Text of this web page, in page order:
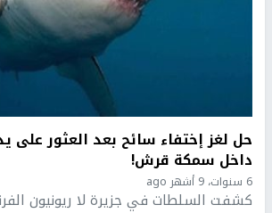
حل لغز إختفاء سائح بعد العثور على
داخل سمكة قرش!
6 سنوات، 9 أشهر ago
كشفت السلطات في جزيرة لا ريونيون